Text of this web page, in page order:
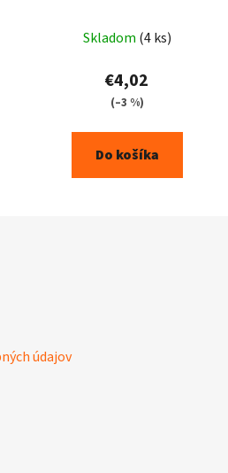
Skladom (4 ks)
€4,02
(–3 %)
Do košíka
údajov